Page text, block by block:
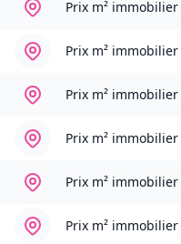
Prix m² immobilier
Prix m² immobilier
Prix m² immobilier
Prix m² immobilier
Prix m² immobilier
Prix m² immobilier